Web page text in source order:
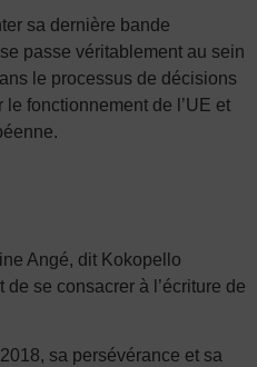
sa dernière bande
passe véritablement au sein
le processus de décisions
fonctionnement de l’UE et
Angé, dit Kokopello
se consacrer à l’écriture de
sa persévérance et sa